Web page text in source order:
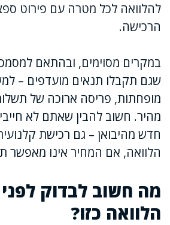
להלוואה לכל מטרה עם פירוט
הרכישה.
במקרים מסוימים, ובהתאם
שגם תקבלו תנאים מועדפים –
מופחתות, פריסה ארוכה של
מהיר. חשוב להבין שאתם לא
הלוואה, אם המחיר אינו מאפשר
מה חשוב לבדוק
הלוואה כזו?